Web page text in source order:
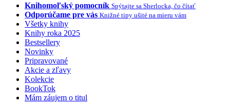
Knihomoľský pomocník Spýtajte sa Sherlocka, čo čítať
Odporúčame pre vás Knižné tipy ušité na mieru vám
Všetky knihy
Knihy roka 2025
Bestsellery
Novinky
Pripravované
Akcie a zľavy
Kolekcie
BookTok
Mám záujem o titul